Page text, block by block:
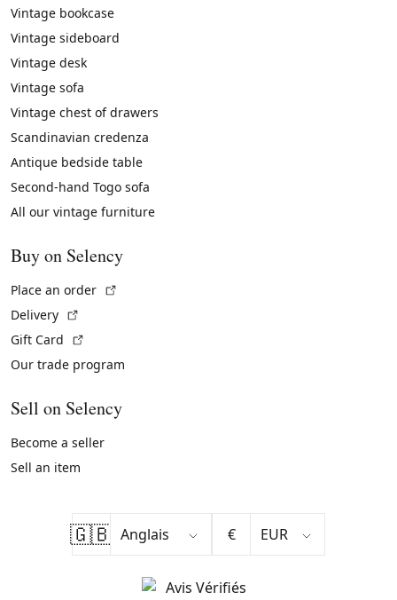
Vintage bookcase
Vintage sideboard
Vintage desk
Vintage sofa
Vintage chest of drawers
Scandinavian credenza
Antique bedside table
Second-hand Togo sofa
All our vintage furniture
Buy on Selency
Place an order
Delivery
Gift Card
Our trade program
Sell on Selency
Become a seller
Sell an item
🇬🇧 €